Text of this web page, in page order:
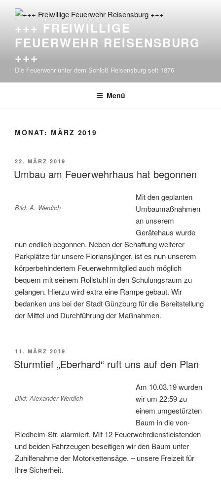
Inhalt
springen+++ FREIWILLIGE
FEUERWEHR REISENSBURG
+++
Die Feuerwehr unter dem Schloß Reisensburg seit 1876
Menü
MONAT: MÄRZ 2019
VERÖFFENTLICHT
AM
22. MÄRZ 2019
Umbau am Feuerwehrhaus hat begonnen
Bild: A. Werdich
Mit den geplanten
Umbaumaßnahmen
an unserem
Gerätehaus wurde
nun endlich begonnen. Neben der Schaffung weiterer
Parkplätze für unsere Floriansjünger, ist es nun unserem
körperbehindertem Feuerwehrmitglied auch möglich
bequem mit seinem Rollstuhl in den Schulungsraum zu
gelangen. Hierzu wird extra eine Rampe gebaut. Wir
bedanken uns bei der Stadt Günzburg für die Bereitstellung
der Mittel und Durchführung der Maßnahmen.
VERÖFFENTLICHT
AM
11. MÄRZ 2019
Sturmtief „Eberhard“ ruft uns auf den Plan
Bild: Alexander Werdich
Am 10.03.19 wurden
wir um 22:59 zu
einem umgestürzten
Baum in die von-
Riedheim-Str. alarmiert. Mit 12 Feuerwehrdienstleistenden
und beiden Fahrzeugen beseitigen wir den Baum unter
Zuhilfenahme der Motorkettensäge. – unsere Freizeit für
Ihre Sicherheit.